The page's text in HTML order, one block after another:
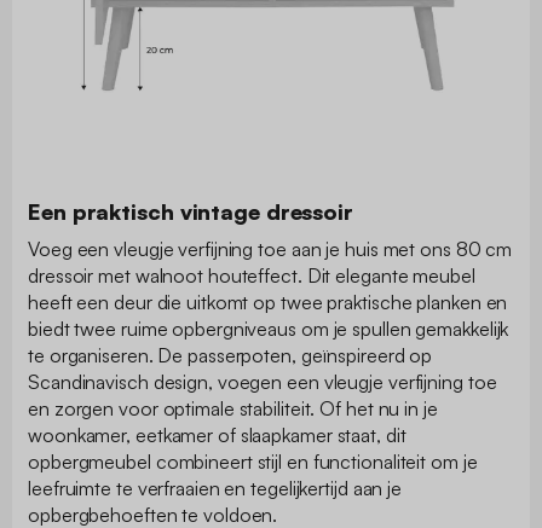
Een praktisch vintage dressoir
Voeg een vleugje verfijning toe aan je huis met ons 80 cm
dressoir met walnoot houteffect. Dit elegante meubel
heeft een deur die uitkomt op twee praktische planken en
biedt twee ruime opbergniveaus om je spullen gemakkelijk
te organiseren. De passerpoten, geïnspireerd op
Scandinavisch design, voegen een vleugje verfijning toe
en zorgen voor optimale stabiliteit. Of het nu in je
woonkamer, eetkamer of slaapkamer staat, dit
opbergmeubel combineert stijl en functionaliteit om je
leefruimte te verfraaien en tegelijkertijd aan je
opbergbehoeften te voldoen.